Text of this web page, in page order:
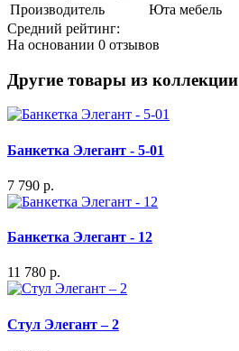
Производитель
Юта мебель
Средний рейтинг:
На основании 0 отзывов
Другие товары из коллекции
Банкетка Элегант - 5-01
7 790 р.
Банкетка Элегант - 12
11 780 р.
Стул Элегант – 2